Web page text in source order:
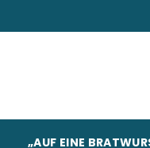
AUF EINE